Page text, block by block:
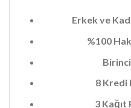
Erkek ve
%100
Birinci
8 Kredi
3 Kağıt